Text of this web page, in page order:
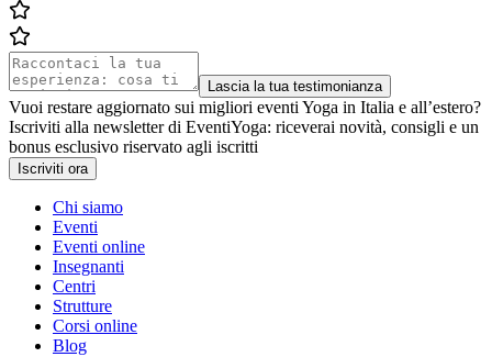
Lascia la tua testimonianza
Vuoi restare aggiornato sui migliori eventi Yoga in Italia e all’estero?
Iscriviti alla newsletter di EventiYoga: riceverai novità, consigli e un
bonus esclusivo riservato agli iscritti
Iscriviti ora
Chi siamo
Eventi
Eventi online
Insegnanti
Centri
Strutture
Corsi online
Blog